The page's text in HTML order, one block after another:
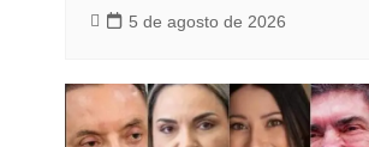
5 de agosto de 2026